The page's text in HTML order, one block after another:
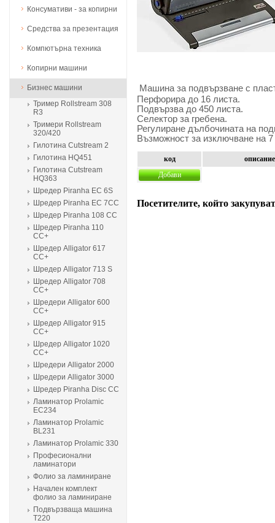
Консумативи - за копирни
Средства за презентация
Компютърна техника
Копирни машини
Бизнес машини
Тример Rollstream 308
R3
Тримери Rollstream
320/420
Гилотина Cutstream 2
Гилотина HQ451
Гилотина Cutstream
HQ363
Шредер Piranha EC 6S
Шредер Piranha EC 7CC
Шредер Piranha 108 CC
Шредер Piranha 110
CC+
Шредер Alligator 617
CC+
Шредер Alligator 713 S
Шредер Alligator 708
CC+
Шредери Alligator 600
CC+
Шредер Alligator 915
CC+
Шредер Alligator 1020
CC+
Шредери Alligator 2000
Шредери Alligator 3000
Шредер Piranha Disc CC
Ламинатор Prolamic
ЕС234
Ламинатор Prolamic
BL231
Ламинатор Prolamic 330
Професионални
ламинатори
Фолио за ламиниране
Начален комплект
фолио за ламиниране
Подвързваща машина
T220
Машина за подвързване с
Перфорира до 16 листа.
Подвързва до 450 листа.
Селектор за гребена.
Регулиране дълбочината на
Възможност за изключване на
код
описание
Добави
Посетителите, който